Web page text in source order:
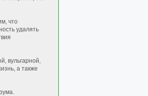
что
удалять
вульгарной,
а также